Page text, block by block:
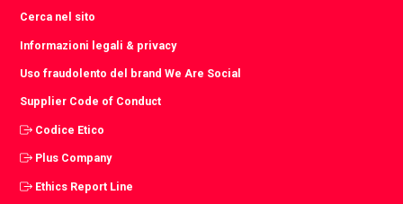
Cerca nel sito
Informazioni legali & privacy
Uso fraudolento del brand We Are Social
Supplier Code of Conduct
Codice Etico
Plus Company
Ethics Report Line